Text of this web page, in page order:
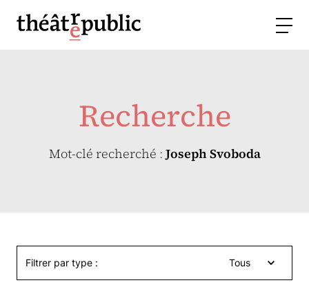
Recherche
Mot-clé recherché :Joseph Svoboda
Filtrer par type : Tous